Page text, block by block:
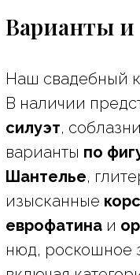
Варианты и
Наш свадебный
В наличии
силуэт,
варианты по
Шантелье,
изысканные
еврофатина и
нюд, роскошное